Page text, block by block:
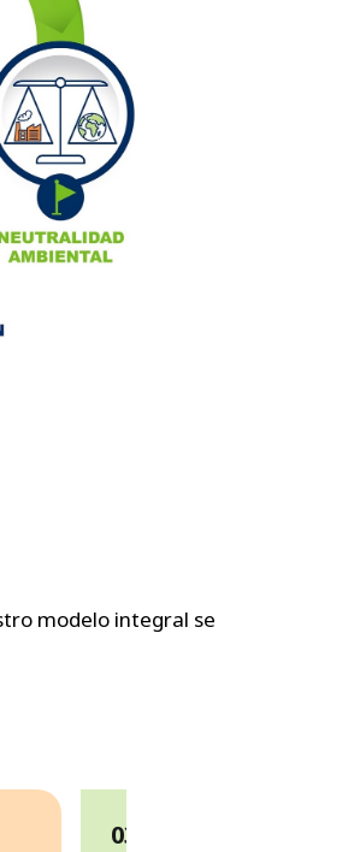
modelo integral se
03 |